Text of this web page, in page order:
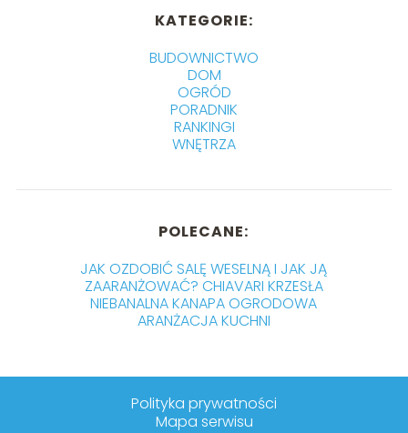
KATEGORIE:
BUDOWNICTWO
DOM
OGRÓD
PORADNIK
RANKINGI
WNĘTRZA
POLECANE:
JAK OZDOBIĆ SALĘ WESELNĄ I JAK JĄ
ZAARANŻOWAĆ? CHIAVARI KRZESŁA
NIEBANALNA KANAPA OGRODOWA
ARANŻACJA KUCHNI
Polityka prywatności
Mapa serwisu